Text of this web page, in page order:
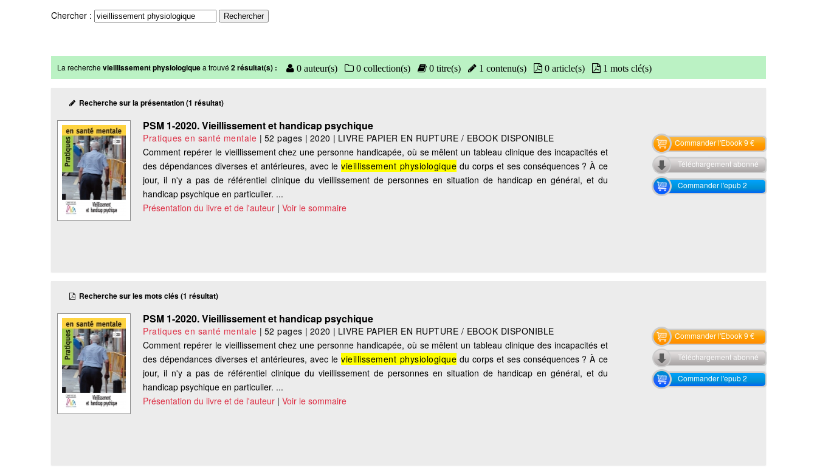
Chercher :
La recherchevieillissement physiologiquea trouvé2 résultat(s) : 0 auteur(s) 0 collection(s) 0 titre(s) 1 contenu(s) 0 article(s) 1 mots clé(s)
Recherche sur la présentation (1 résultat)
PSM 1-2020. Vieillissement et handicap psychique
Pratiques en santé mentale | 52 pages | 2020 | LIVRE PAPIER EN RUPTURE / EBOOK DISPONIBLE
Comment repérer le vieillissement chez une personne handicapée, où se mêlent un tableau clinique des incapacités et
des dépendances diverses et antérieures, avec levieillissement physiologique du corps et ses conséquences ? À ce
jour, il n'y a pas de référentiel clinique du vieillissement de personnes en situation de handicap en général, et du
handicap psychique en particulier. ...
Présentation du livre et de l'auteur |Voir le sommaire
Commander l'Ebook 9 €
Téléchargement abonné
Commander l'epub 2
Recherche sur les mots clés (1 résultat)
PSM 1-2020. Vieillissement et handicap psychique
Pratiques en santé mentale | 52 pages | 2020 | LIVRE PAPIER EN RUPTURE / EBOOK DISPONIBLE
Comment repérer le vieillissement chez une personne handicapée, où se mêlent un tableau clinique des incapacités et
des dépendances diverses et antérieures, avec levieillissement physiologique du corps et ses conséquences ? À ce
jour, il n'y a pas de référentiel clinique du vieillissement de personnes en situation de handicap en général, et du
handicap psychique en particulier. ...
Présentation du livre et de l'auteur |Voir le sommaire
Commander l'Ebook 9 €
Téléchargement abonné
Commander l'epub 2